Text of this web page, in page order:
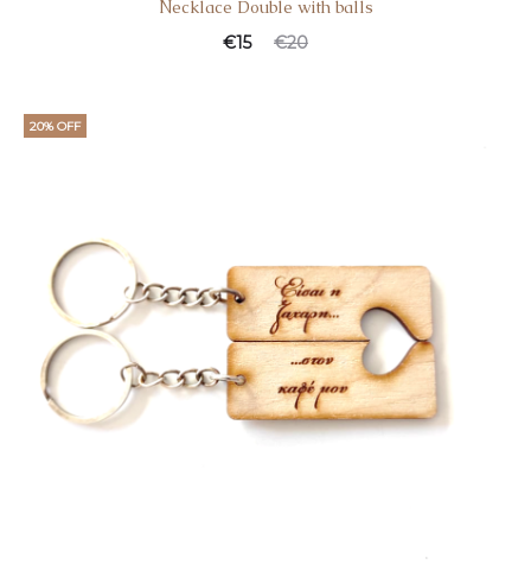
Νecklace Double with balls
€20
€15
20% OFF